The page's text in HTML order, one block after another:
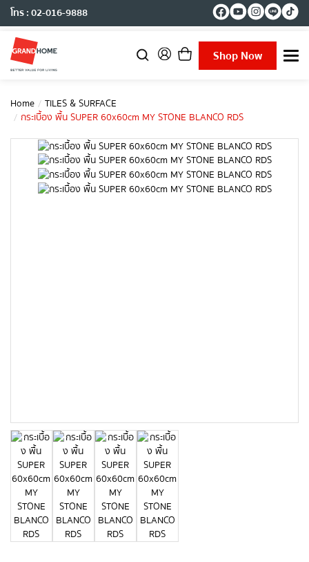
โทร : 02-016-9888
Shop Now
T
n
Home
TILES & SURFACE
กระเบื้อง พื้น SUPER 60x60cm MY STONE BLANCO RDS